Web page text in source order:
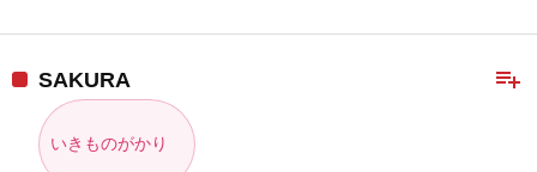
playlist_add
SAKURA
いきものがかり